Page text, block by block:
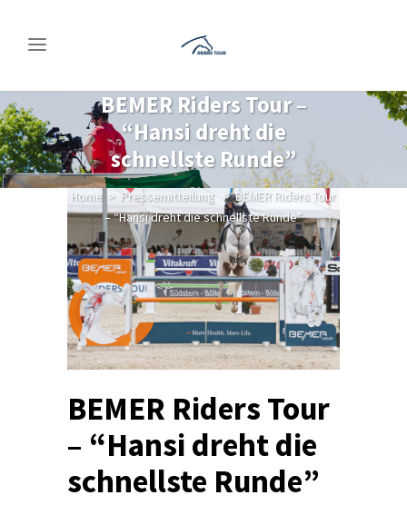
BEMER Riders Tour –
“Hansi dreht die
schnellste Runde”
Home > Pressemitteilung >BEMER Riders Tour
– “Hansi dreht die schnellste Runde”
BEMER Riders Tour
– “Hansi dreht die
schnellste Runde”